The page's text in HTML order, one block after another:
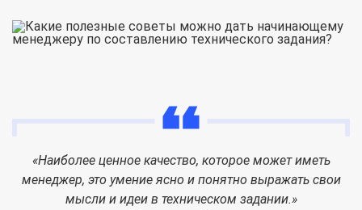
«Наиболее ценное качество, которое может иметь
менеджер, это умение ясно и понятно выражать свои
мысли и идеи в техническом задании.»